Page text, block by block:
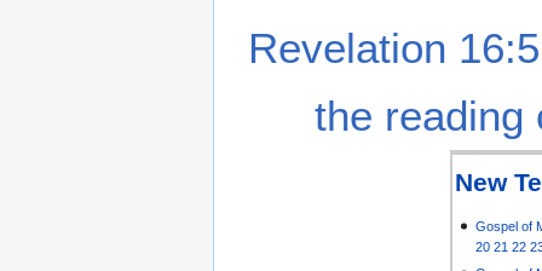
Revelation
the reading
New
Gospel of
20 21 22